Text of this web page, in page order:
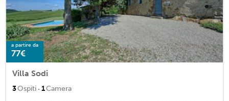
a partire da
77€
Villa Sodi
3Ospiti · 1Camera